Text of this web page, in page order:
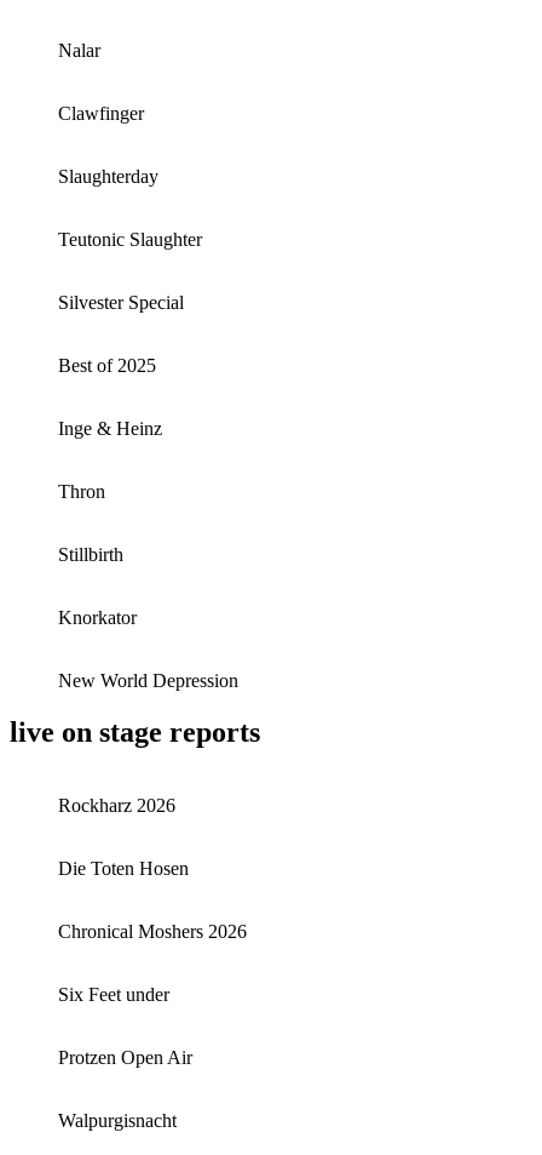
Nalar
Clawfinger
Slaughterday
Teutonic Slaughter
Silvester Special
Best of 2025
Inge & Heinz
Thron
Stillbirth
Knorkator
New World Depression
live on stage reports
Rockharz 2026
Die Toten Hosen
Chronical Moshers 2026
Six Feet under
Protzen Open Air
Walpurgisnacht